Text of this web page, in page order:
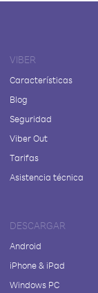
VIBER
Características
Blog
Seguridad
Viber Out
Tarifas
Asistencia técnica
DESCARGAR
Android
iPhone & iPad
Windows PC